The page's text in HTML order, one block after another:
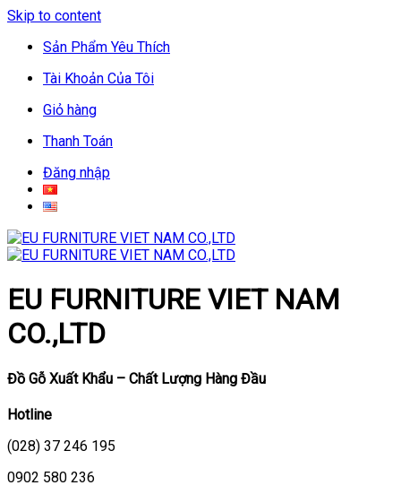
Skip to content
Sản Phẩm Yêu Thích
Tài Khoản Của Tôi
Giỏ hàng
Thanh Toán
Đăng nhập
EU FURNITURE VIET NAM
CO.,LTD
Đồ Gỗ Xuất Khẩu – Chất Lượng Hàng Đầu
Hotline
(028) 37 246 195
0902 580 236